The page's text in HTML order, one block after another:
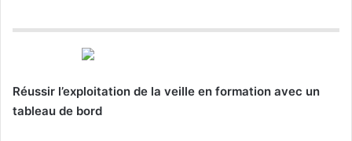
Réussir l’exploitation de la veille en formation avec un
tableau de bord